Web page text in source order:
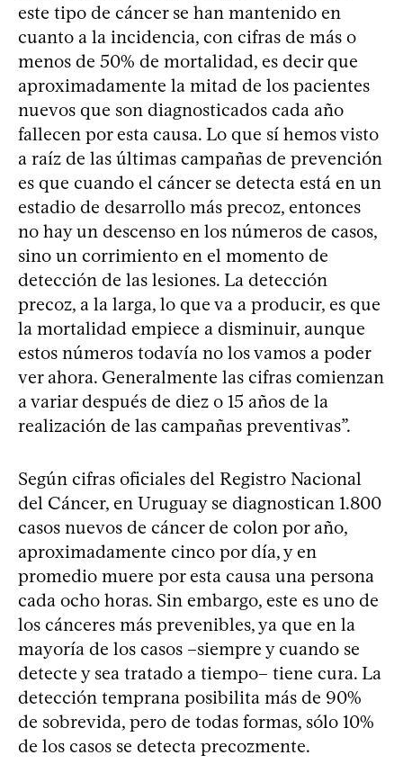
este tipo de cáncer se han mantenido en
cuanto a la incidencia, con cifras de más o
menos de 50% de mortalidad, es decir que
aproximadamente la mitad de los pacientes
nuevos que son diagnosticados cada año
fallecen por esta causa. Lo que sí hemos visto
a raíz de las últimas campañas de prevención
es que cuando el cáncer se detecta está en un
estadio de desarrollo más precoz, entonces
no hay un descenso en los números de casos,
sino un corrimiento en el momento de
detección de las lesiones. La detección
precoz, a la larga, lo que va a producir, es que
la mortalidad empiece a disminuir, aunque
estos números todavía no los vamos a poder
ver ahora. Generalmente las cifras comienzan
a variar después de diez o 15 años de la
realización de las campañas preventivas”.
Según cifras oficiales del Registro Nacional
del Cáncer, en Uruguay se diagnostican 1.800
casos nuevos de cáncer de colon por año,
aproximadamente cinco por día, y en
promedio muere por esta causa una persona
cada ocho horas. Sin embargo, este es uno de
los cánceres más prevenibles, ya que en la
mayoría de los casos –siempre y cuando se
detecte y sea tratado a tiempo– tiene cura. La
detección temprana posibilita más de 90%
de sobrevida, pero de todas formas, sólo 10%
de los casos se detecta precozmente.